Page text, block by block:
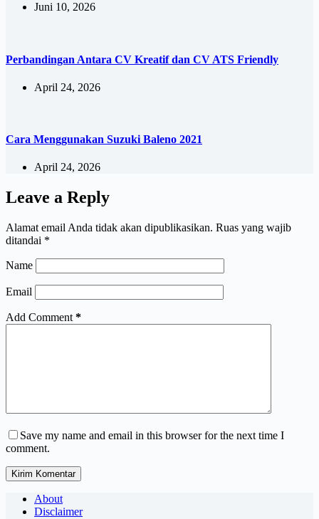
Juni 10, 2026
Perbandingan Antara CV Kreatif dan CV ATS Friendly
April 24, 2026
Cara Menggunakan Suzuki Baleno 2021
April 24, 2026
Leave a Reply
Alamat email Anda tidak akan dipublikasikan. Ruas yang wajib
ditandai *
Name
Email
Add Comment *
Save my name and email in this browser for the next time I
comment.
Kirim Komentar
About
Disclaimer